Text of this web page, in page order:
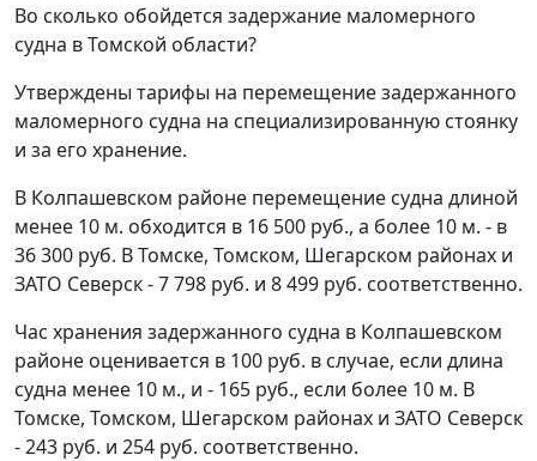
Во сколько обойдется задержание маломерного
судна в Томской области?
Утверждены тарифы на перемещение задержанного
маломерного судна на специализированную стоянку
и за его хранение.
В Колпашевском районе перемещение судна длиной
менее 10 м. обходится в 16 500 руб., а более 10 м. - в
36 300 руб. В Томске, Томском, Шегарском районах и
ЗАТО Северск - 7 798 руб. и 8 499 руб. соответственно.
Час хранения задержанного судна в Колпашевском
районе оценивается в 100 руб. в случае, если длина
судна менее 10 м., и - 165 руб., если более 10 м. В
Томске, Томском, Шегарском районах и ЗАТО Северск
- 243 руб. и 254 руб. соответственно.